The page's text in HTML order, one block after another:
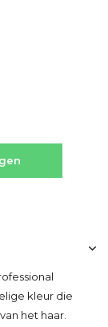
kleur die
het haar.